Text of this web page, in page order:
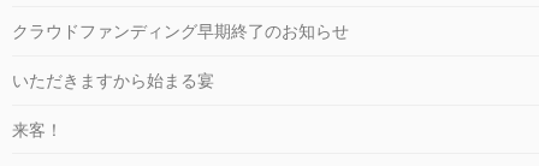
クラウドファンディング早期終了のお知らせ
いただきますから始まる宴
来客！